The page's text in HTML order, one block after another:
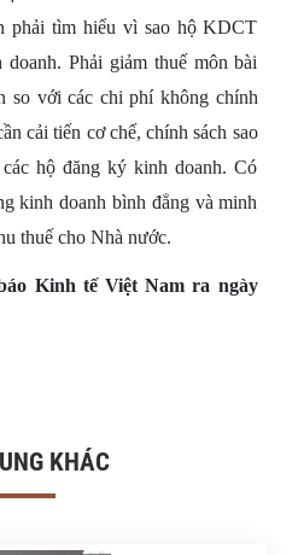
phải tìm hiểu vì sao hộ KDCT
Phải giảm thuế môn bài
so với các chi phí không chính
cải tiến cơ chế, chính sách sao
hộ đăng ký kinh doanh. Có
kinh doanh bình đẳng và minh
thuế cho Nhà nước.
Kinh tế Việt Nam ra ngày
KHÁC